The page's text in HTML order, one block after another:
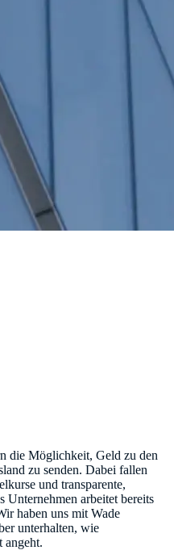
die Möglichkeit, Geld zu den
zu senden. Dabei fallen
und transparente,
Unternehmen arbeitet bereits
haben uns mit Wade
unterhalten, wie
angeht.